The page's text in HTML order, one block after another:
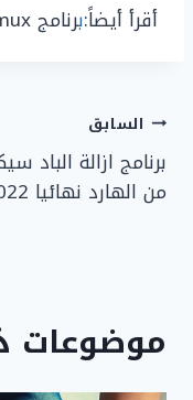
أقرأ أيضاً:برنامج Avidemux لتقليل حجم الفيديو
تصفّح
المقالات
السابق
برنامج ازالة الباد
من الهارد نهائيا 2022
موضوعات